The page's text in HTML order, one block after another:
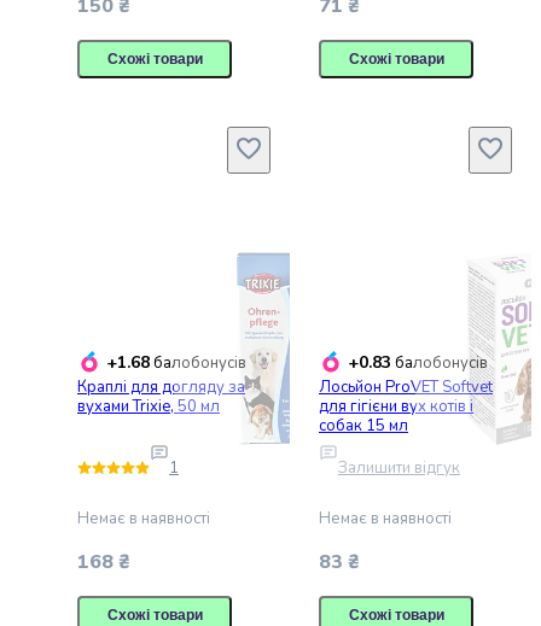
Кетчуп
Томатна
Маринади
Шоколад
Батончики
Бісквіти
та
рулети
та
Пряники
гумка
150 ₴
Схожі товари
71 ₴
Схожі товари
+1.68балобонусів
Краплі для догляду за
вухами Trixie, 50 мл
1
Немає в наявності
168 ₴
Схожі товари
+0.83 балобонусів
Лосьйон ProVET Softvet
для гігієни вух котів і
собак 15 мл
Залишити відгук
Немає в наявності
83 ₴
Схожі товари